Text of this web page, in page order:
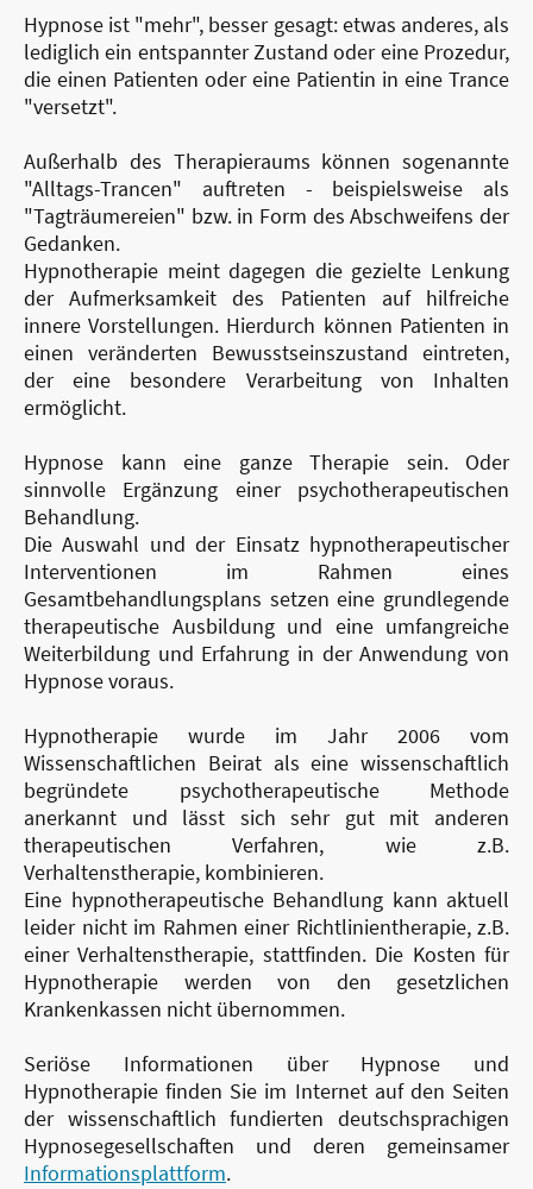
Hypnose ist "mehr", besser gesagt: etwas anderes, als
lediglich ein entspannter Zustand oder eine Prozedur,
die einen Patienten oder eine Patientin in eine Trance
"versetzt".
Außerhalb des Therapieraums können sogenannte
"Alltags-Trancen" auftreten - beispielsweise als
"Tagträumereien" bzw. in Form des Abschweifens der
Gedanken.
Hypnotherapie meint dagegen die gezielte Lenkung
der Aufmerksamkeit des Patienten auf hilfreiche
innere Vorstellungen. Hierdurch können Patienten in
einen veränderten Bewusstseinszustand eintreten,
der eine besondere Verarbeitung von Inhalten
ermöglicht.
Hypnose kann eine ganze Therapie sein. Oder
sinnvolle Ergänzung einer psychotherapeutischen
Behandlung.
Die Auswahl und der Einsatz hypnotherapeutischer
Interventionen im Rahmen eines
Gesamtbehandlungsplans setzen eine grundlegende
therapeutische Ausbildung und eine umfangreiche
Weiterbildung und Erfahrung in der Anwendung von
Hypnose voraus.
Hypnotherapie wurde im Jahr 2006 vom
Wissenschaftlichen Beirat als eine wissenschaftlich
begründete psychotherapeutische Methode
anerkannt und lässt sich sehr gut mit anderen
therapeutischen Verfahren, wie z.B.
Verhaltenstherapie, kombinieren.
Eine hypnotherapeutische Behandlung kann aktuell
leider nicht im Rahmen einer Richtlinientherapie, z.B.
einer Verhaltenstherapie, stattfinden. Die Kosten für
Hypnotherapie werden von den gesetzlichen
Krankenkassen nicht übernommen.
Seriöse Informationen über Hypnose und
Hypnotherapie finden Sie im Internet auf den Seiten
der wissenschaftlich fundierten deutschsprachigen
Hypnosegesellschaften und deren gemeinsamer
Informationsplattform.